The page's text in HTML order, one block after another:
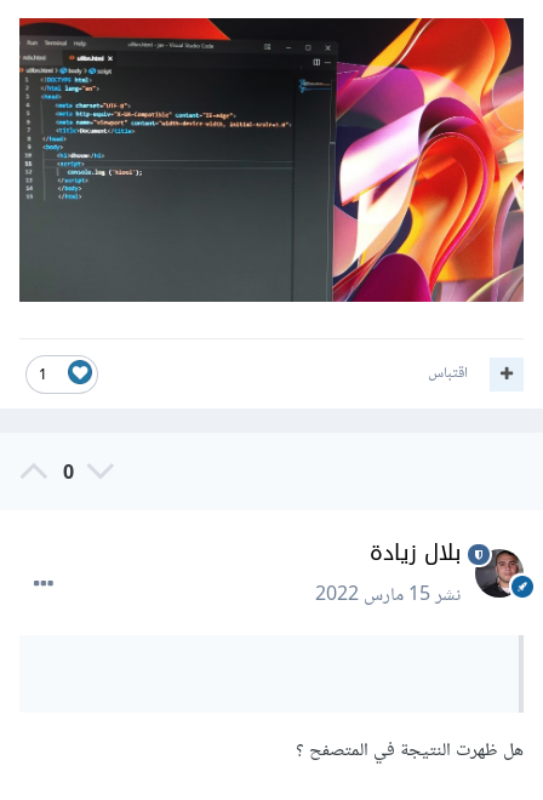
1 اقتباس
0
بلال زيادة
نشر15 مارس 2022
هل ظهرت النتيجة في المتصفح ؟